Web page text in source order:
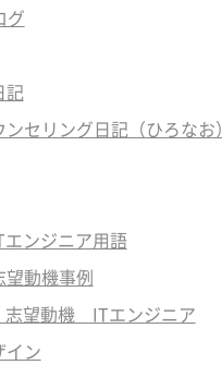
グ
記
セリング日記（ひろなお）
エンジニア用語
望動機事例
志望動機 ITエンジニア
イン